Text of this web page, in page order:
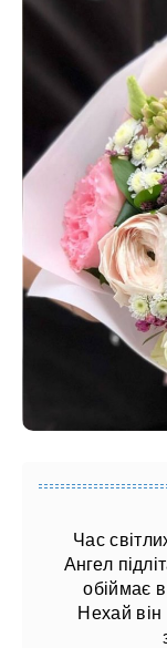
Час
Ангел
обіймає
Нехай він